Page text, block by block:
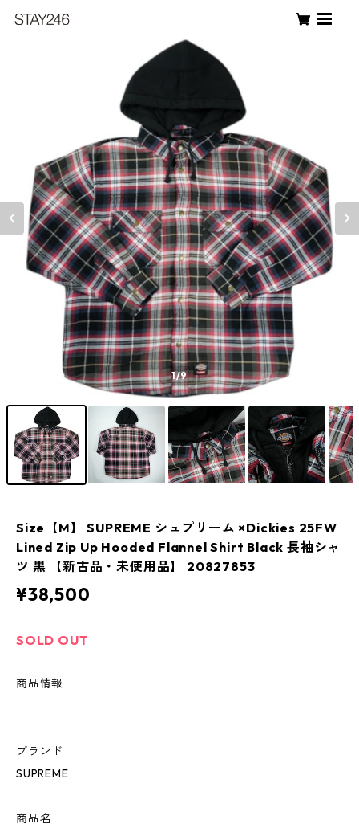
1/9
Size【M】 SUPREME シュプリーム ×Dickies 25FW
Lined Zip Up Hooded Flannel Shirt Black 長袖シャ
ツ 黒 【新古品・未使用品】 20827853
¥38,500
SOLD OUT
商品情報
ブランド
SUPREME
商品名